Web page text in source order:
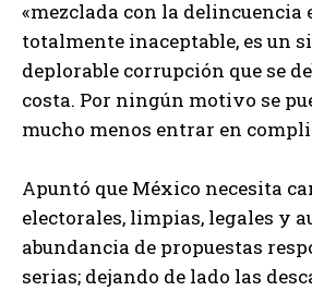
«mezclada con la delincuencia
totalmente inaceptable, es un
deplorable corrupción que se
costa. Por ningún motivo se
mucho menos entrar en
Apuntó que México necesita
electorales, limpias, legales y
abundancia de propuestas
serias; dejando de lado las